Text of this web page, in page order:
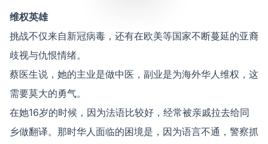
维权英雄
挑战不仅来自新冠病毒，还有在欧美等国家不断蔓延的亚裔
歧视与仇恨情绪。
蔡医生说，她的主业是做中医，副业是为海外华人维权，这
需要莫大的勇气。
在她16岁的时候，因为法语比较好，经常被亲戚拉去给同
乡做翻译。那时华人面临的困境是，因为语言不通，警察抓